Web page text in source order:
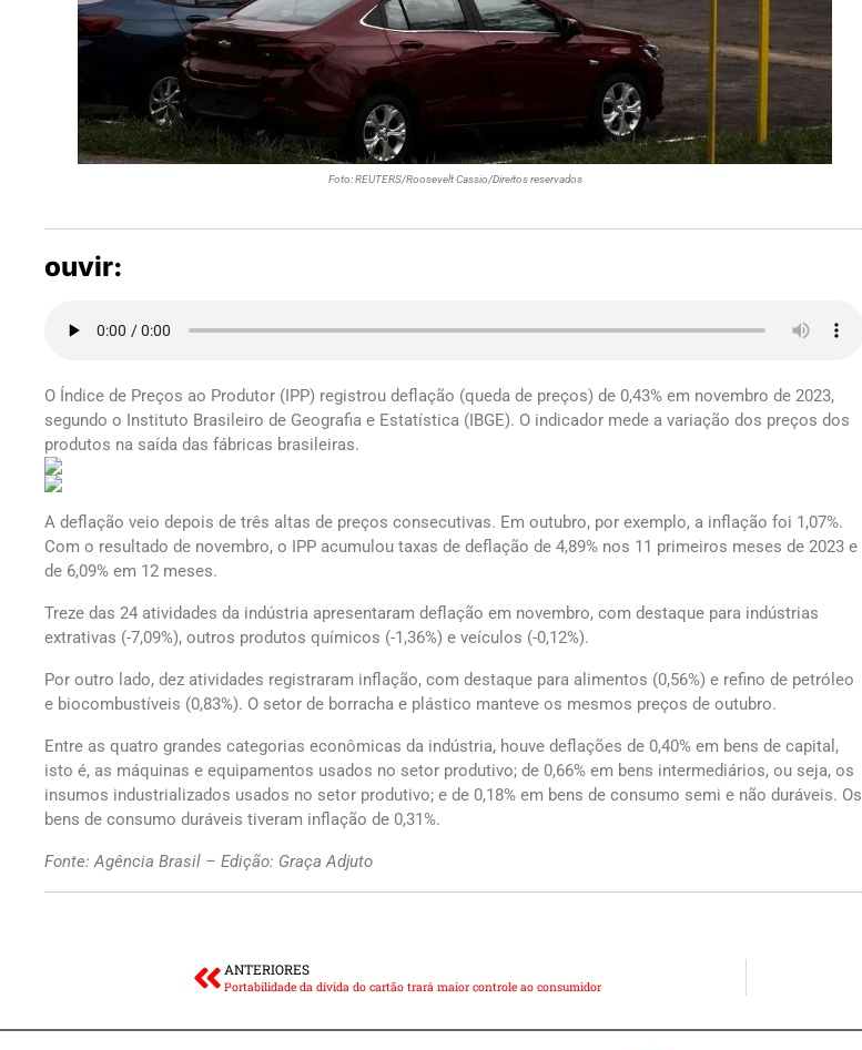
Foto: REUTERS/Roosevelt Cassio/Direitos reservados
ouvir:
O Índice de Preços ao Produtor (IPP) registrou deflação (queda de preços) de 0,43% em novembro de 2023,
segundo o Instituto Brasileiro de Geografia e Estatística (IBGE). O indicador mede a variação dos preços dos
produtos na saída das fábricas brasileiras.
A deflação veio depois de três altas de preços consecutivas. Em outubro, por exemplo, a inflação foi 1,07%.
Com o resultado de novembro, o IPP acumulou taxas de deflação de 4,89% nos 11 primeiros meses de 2023 e
de 6,09% em 12 meses.
Treze das 24 atividades da indústria apresentaram deflação em novembro, com destaque para indústrias
extrativas (-7,09%), outros produtos químicos (-1,36%) e veículos (-0,12%).
Por outro lado, dez atividades registraram inflação, com destaque para alimentos (0,56%) e refino de petróleo
e biocombustíveis (0,83%). O setor de borracha e plástico manteve os mesmos preços de outubro.
Entre as quatro grandes categorias econômicas da indústria, houve deflações de 0,40% em bens de capital,
isto é, as máquinas e equipamentos usados no setor produtivo; de 0,66% em bens intermediários, ou seja, os
insumos industrializados usados no setor produtivo; e de 0,18% em bens de consumo semi e não duráveis. Os
bens de consumo duráveis tiveram inflação de 0,31%.
Fonte: Agência Brasil – Edição: Graça Adjuto
ANTERIORES
Portabilidade da dívida do cartão trará maior controle ao consumidor